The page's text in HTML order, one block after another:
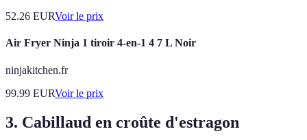
52.26 EURVoir le prix
Air Fryer Ninja 1 tiroir 4-en-1 4 7 L Noir
ninjakitchen.fr
99.99 EURVoir le prix
3. Cabillaud en croûte d'estragon